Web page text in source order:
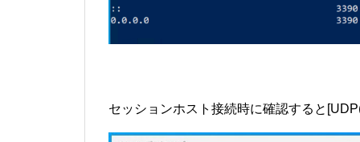
セッションホスト接続時に確認すると